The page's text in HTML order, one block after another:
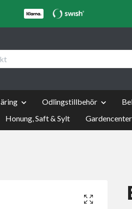
Odlingstillbehör
Honung, Saft & Sylt
Gardencenter